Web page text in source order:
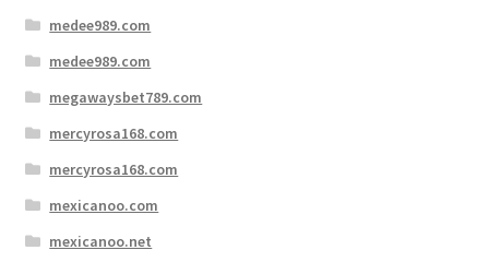
medee989.com
medee989.com
megawaysbet789.com
mercyrosa168.com
mercyrosa168.com
mexicanoo.com
mexicanoo.net